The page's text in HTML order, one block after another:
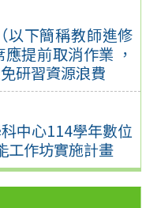
以下簡稱教師進修
提前取消作業 ，
研習資源浪費
中心114學年數位
作坊實施計畫